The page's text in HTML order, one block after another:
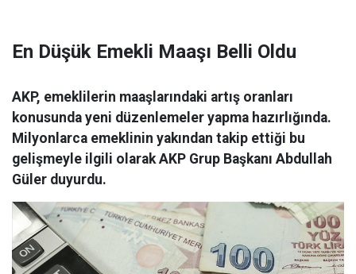
En Düşük Emekli Maaşı Belli Oldu
AKP, emeklilerin maaşlarındaki artış oranları
konusunda yeni düzenlemeler yapma hazırlığında.
Milyonlarca emeklinin yakından takip ettiği bu
gelişmeyle ilgili olarak AKP Grup Başkanı Abdullah
Güler duyurdu.